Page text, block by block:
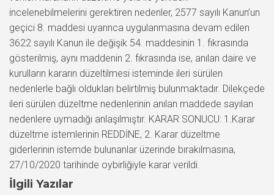
incelenebilmelerini gerektiren nedenler, 2577 sayılı Kanun’un
geçici 8. maddesi uyarınca uygulanmasına devam edilen
3622 sayılı Kanun ile değişik 54. maddesinin 1. fıkrasında
gösterilmiş, aynı maddenin 2. fıkrasında ise, anılan daire ve
kurulların kararın düzeltilmesi isteminde ileri sürülen
nedenlerle bağlı oldukları belirtilmiş bulunmaktadır. Dilekçede
ileri sürülen düzeltme nedenlerinin anılan maddede sayılan
nedenlere uymadığı anlaşılmıştır. KARAR SONUCU: 1.Karar
düzeltme istemlerinin REDDİNE, 2. Karar düzeltme
giderlerinin istemde bulunanlar üzerinde bırakılmasına,
27/10/2020 tarihinde oybirliğiyle karar verildi.
İlgili Yazılar